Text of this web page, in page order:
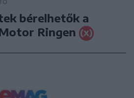
bérelhetők a
Ringen